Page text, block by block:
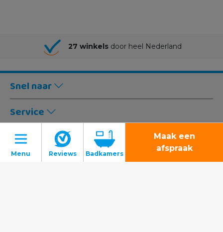
27 winkels door heel Nederland
Snel naar
Service
Winkels
Maak een
afspraak